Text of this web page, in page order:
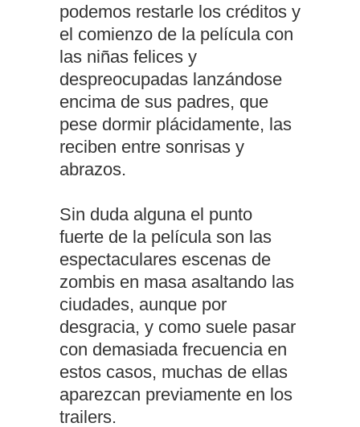
podemos restarle los créditos y
el comienzo de la película con
las niñas felices y
despreocupadas lanzándose
encima de sus padres, que
pese dormir plácidamente, las
reciben entre sonrisas y
abrazos.
Sin duda alguna el punto
fuerte de la película son las
espectaculares escenas de
zombis en masa asaltando las
ciudades, aunque por
desgracia, y como suele pasar
con demasiada frecuencia en
estos casos, muchas de ellas
aparezcan previamente en los
trailers.